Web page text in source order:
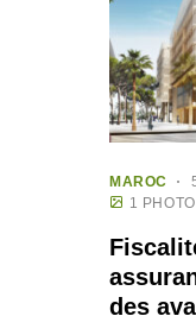
MAROC
1 PHOTO
des